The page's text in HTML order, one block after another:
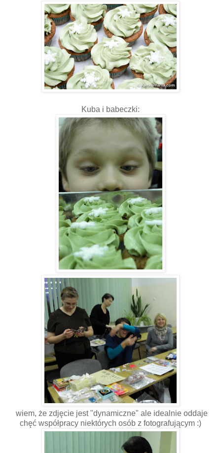
Kuba i babeczki:
wiem, że zdjęcie jest "dynamiczne" ale idealnie oddaje
chęć współpracy niektórych osób z fotografującym :)